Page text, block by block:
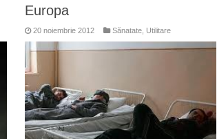
Europa
20 noiembrie 2012 Sănatate, Utilitare